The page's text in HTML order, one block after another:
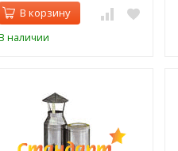
В корзину
наличии